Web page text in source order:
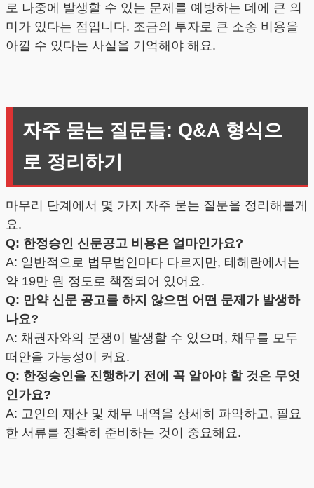
로 나중에 발생할 수 있는 문제를 예방하는 데에 큰 의
미가 있다는 점입니다. 조금의 투자로 큰 소송 비용을
아낄 수 있다는 사실을 기억해야 해요.
자주 묻는 질문들: Q&A 형식으
로 정리하기
마무리 단계에서 몇 가지 자주 묻는 질문을 정리해볼게
요.
Q: 한정승인 신문공고 비용은 얼마인가요?
A: 일반적으로 법무법인마다 다르지만, 테헤란에서는
약 19만 원 정도로 책정되어 있어요.
Q: 만약 신문 공고를 하지 않으면 어떤 문제가 발생하
나요?
A: 채권자와의 분쟁이 발생할 수 있으며, 채무를 모두
떠안을 가능성이 커요.
Q: 한정승인을 진행하기 전에 꼭 알아야 할 것은 무엇
인가요?
A: 고인의 재산 및 채무 내역을 상세히 파악하고, 필요
한 서류를 정확히 준비하는 것이 중요해요.